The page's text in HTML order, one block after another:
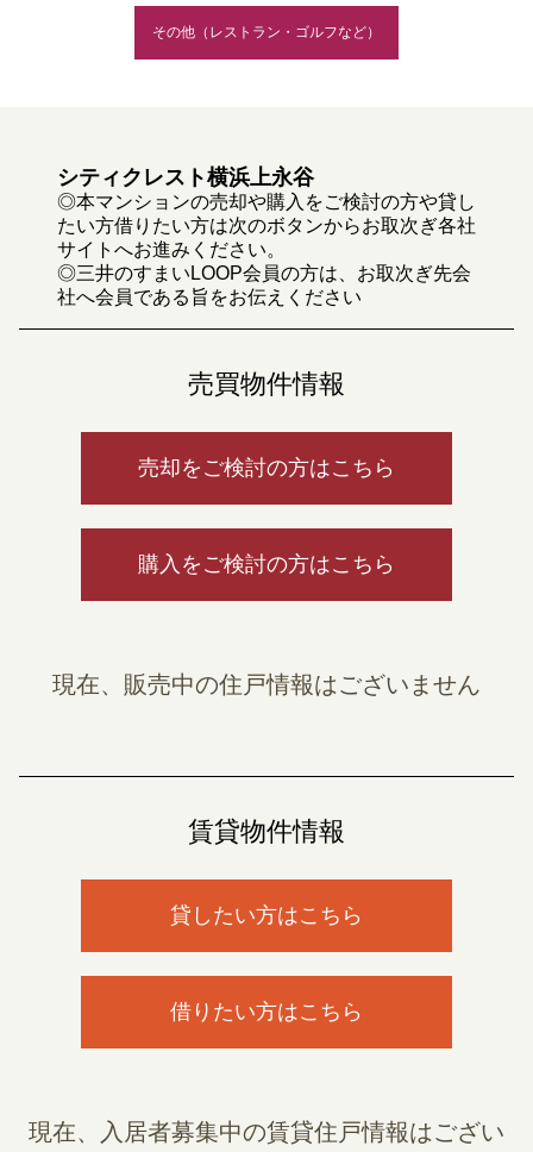
その他（レストラン・ゴルフなど）
シティクレスト横浜上永谷
◎本マンションの売却や購入をご検討の方や貸し
たい方借りたい方は次のボタンからお取次ぎ各社
サイトへお進みください。
◎三井のすまいLOOP会員の方は、お取次ぎ先会
社へ会員である旨をお伝えください
売買物件情報
売却をご検討の方はこちら
購入をご検討の方はこちら
現在、販売中の住戸情報はございません
賃貸物件情報
貸したい方はこちら
借りたい方はこちら
現在、入居者募集中の賃貸住戸情報はござい